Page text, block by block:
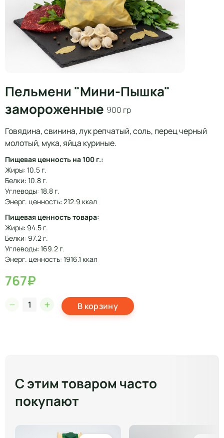
Пельмени "Мини-Пышка"
замороженные 900 гр
Говядина, свинина, лук репчатый, соль, перец черный
молотый, мука, яйца куриные.
Пищевая ценность на 100 г.:
Жиры: 10.5 г.
Белки: 10.8 г.
Углеводы: 18.8 г.
Энерг. ценность: 212.9 ккал
Пищевая ценность товара:
Жиры: 94.5 г.
Белки: 97.2 г.
Углеводы: 169.2 г.
Энерг. ценность: 1916.1 ккал
767₽
В корзину
С этим товаром часто
покупают